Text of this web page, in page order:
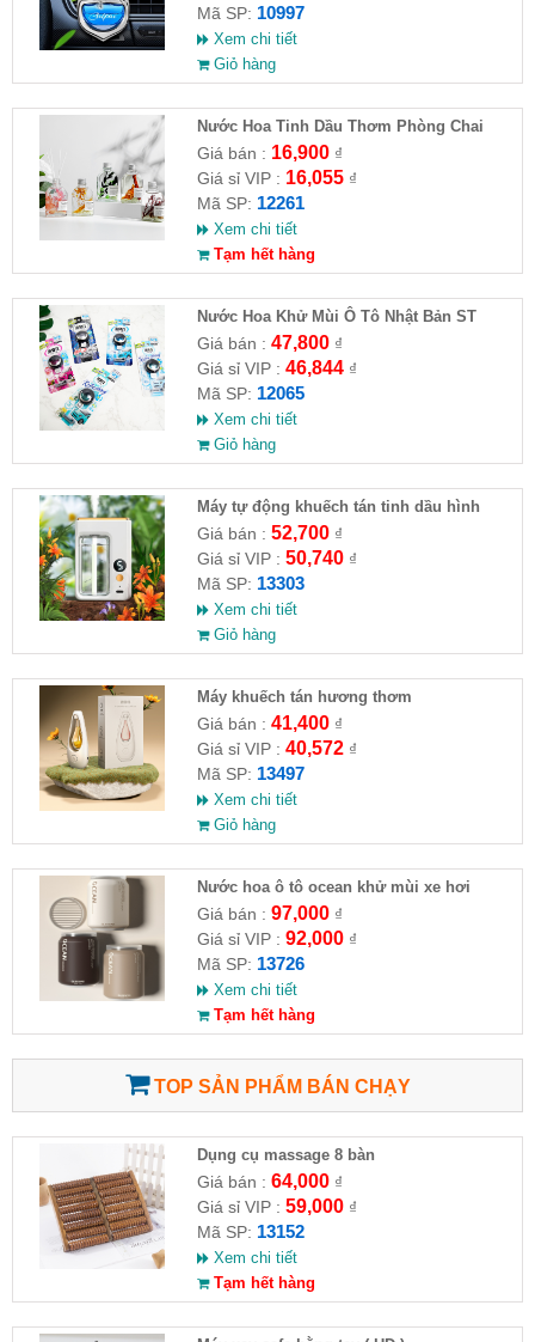
Mã SP: 10997
Xem chi tiết
Giỏ hàng
Nước Hoa Tinh Dầu Thơm Phòng Chai
100ml
Giá bán : 16,900₫
Giá sỉ VIP : 16,055₫
Mã SP: 12261
Xem chi tiết
Tạm hết hàng
Nước Hoa Khử Mùi Ô Tô Nhật Bản ST
Floral Hương Hoa Cỏ 3.2mL
Giá bán : 47,800₫
Giá sỉ VIP : 46,844₫
Mã SP: 12065
Xem chi tiết
Giỏ hàng
Máy tự động khuếch tán tinh dầu hình
vuông
Giá bán : 52,700₫
Giá sỉ VIP : 50,740₫
Mã SP: 13303
Xem chi tiết
Giỏ hàng
Máy khuếch tán hương thơm
Giá bán : 41,400₫
Giá sỉ VIP : 40,572₫
Mã SP: 13497
Xem chi tiết
Giỏ hàng
Nước hoa ô tô ocean khử mùi xe hơi
Giá bán : 97,000₫
Giá sỉ VIP : 92,000₫
Mã SP: 13726
Xem chi tiết
Tạm hết hàng
TOP SẢN PHẨM BÁN CHẠY
Dụng cụ massage 8 bàn
Giá bán : 64,000₫
Giá sỉ VIP : 59,000₫
Mã SP: 13152
Xem chi tiết
Tạm hết hàng